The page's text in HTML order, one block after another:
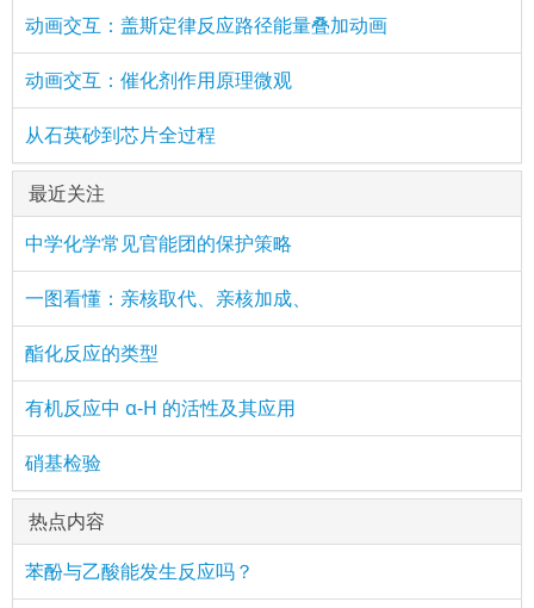
动画交互：盖斯定律反应路径能量叠加动画
动画交互：催化剂作用原理微观
从石英砂到芯片全过程
最近关注
中学化学常见官能团的保护策略
一图看懂：亲核取代、亲核加成、
酯化反应的类型
有机反应中 α-H 的活性及其应用
硝基检验
热点内容
苯酚与乙酸能发生反应吗？